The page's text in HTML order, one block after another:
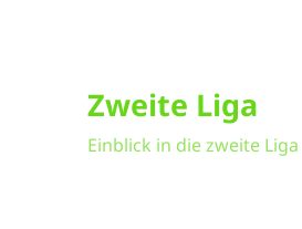
Zweite Liga
Einblick in die zweite Liga